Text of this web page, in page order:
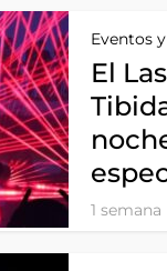
Eventos
El
1 semana